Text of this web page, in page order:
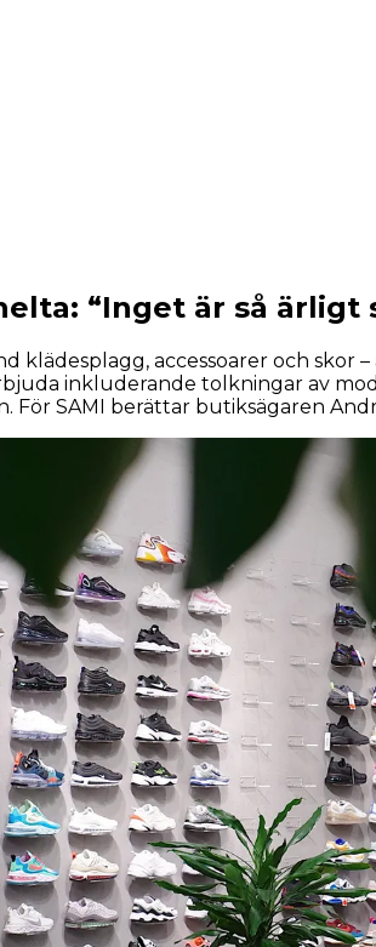
“Inget är så ärligt
klädesplagg, accessoarer och
inkluderande tolkningar av
För SAMI berättar butiksägaren